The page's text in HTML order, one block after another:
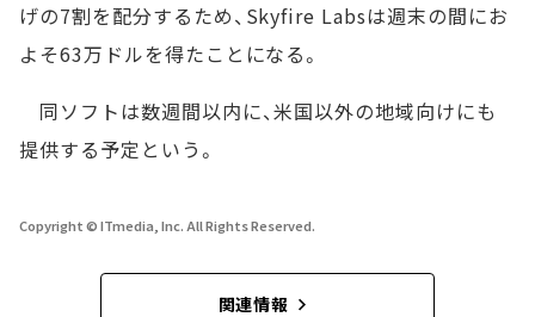
げの7割を配分するため、Skyfire Labsは週末の間にお
よそ63万ドルを得たことになる。
同ソフトは数週間以内に、米国以外の地域向けにも
提供する予定という。
Copyright © ITmedia, Inc. All Rights Reserved.
関連情報